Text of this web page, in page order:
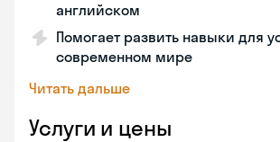
английском
Помогает развить навыки для
современном мире
Читать дальше
Услуги и цены